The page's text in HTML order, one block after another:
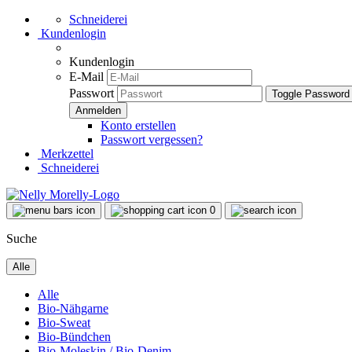
Schneiderei
Kundenlogin
Kundenlogin
E-Mail
Passwort
Toggle
Konto erstellen
Passwort vergessen?
Merkzettel
Schneiderei
0
Suche
Alle
Alle
Bio-Nähgarne
Bio-Sweat
Bio-Bündchen